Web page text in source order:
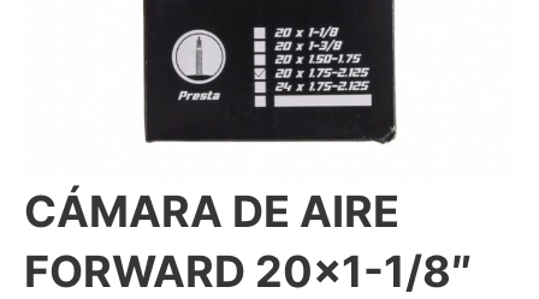
CÁMARA DE AIRE
FORWARD 20×1-1/8″